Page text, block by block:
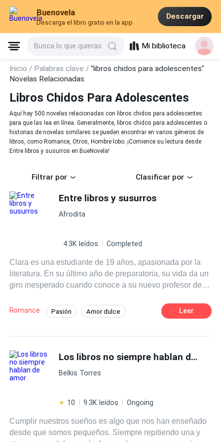
Buenovela
Descarga el libro gratis en la app
Descargar
Busca lo que quieras Mi biblioteca
Inicio / Palabras clave /"libros chidos para adolescentes"
Novelas Relacionadas
Libros Chidos Para Adolescentes
Aquí hay 500 novelas relacionadas con libros chidos para adolescentes
para que las lea en línea. Generalmente, libros chidos para adolescentes o
historias de novelas similares se pueden encontrar en varios géneros de
libros, como Romance, Otros, Hombre lobo. ¡Comience su lectura desde
Entre libros y susurros en BueNovela!
Filtrar por Clasificar por
Entre libros y susurros
Afrodita
4.3K leídos Completed
Clara es una estudiante de 19 años, apasionada por la
literatura. En su último año de preparatoria, su vida da un
giro inesperado cuando conoce a su nuevo profesor de
talentoso que despierta en ella una admiración profunda.
A medida que las clases avanzan Clara se siente cada
Romance Pasión Amor dulce
Primer Amor
Leer
Los libros no siempre hablan de amor
Belkis Torres
10 9.3K leídos Ongoing
Cumplir nuestros sueños es algo que nos han enseñado
desde que somos pequeños. Siempre repitiendo una y